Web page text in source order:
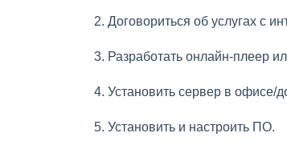
2. Договориться об услугах с
3. Разработать онлайн-плеер
4. Установить сервер в офисе/
5. Установить и настроить ПО.